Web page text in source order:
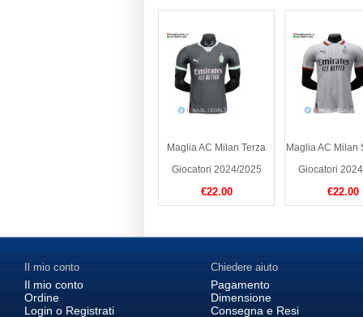
Maglia AC Milan Terza
Giocatori 2024/2025
€22.00
Maglia AC Milan
Giocatori
€22.00
Il mio conto
Il mio conto
Ordine
Login o Registrati
Chiedere aiuto
Pagamento
Dimensione
Consegna e Resi